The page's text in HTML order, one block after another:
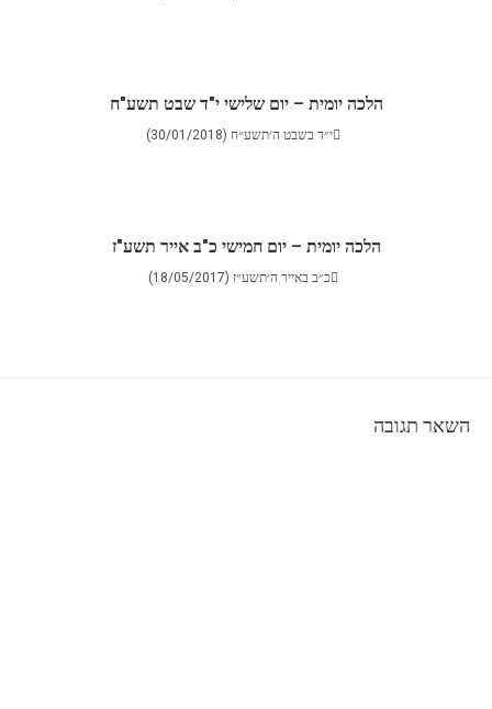
הלכה יומית – יום שלישי י"ד שבט תשע"ח
י״ד בשבט ה׳תשע״ח (30/01/2018)
הלכה יומית – יום חמישי כ"ב אייר תשע"ז
כ״ב באייר ה׳תשע״ז (18/05/2017)
השאר תגובה